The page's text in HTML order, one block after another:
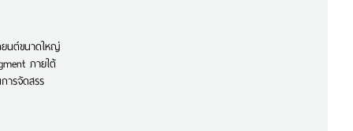
ยนต์ขนาดใหญ่
ภายใต้
ารจัดสรร